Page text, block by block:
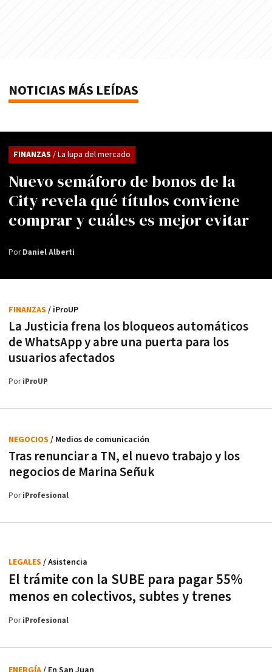
NOTICIAS MÁS LEÍDAS
Nuevo semáforo de bonos de la
City revela qué títulos conviene
comprar y cuáles es mejor evitar
FINANZAS / La lupa del mercado
PorDaniel Alberti
La Justicia frena los bloqueos automáticos
de WhatsApp y abre una puerta para los
usuarios afectados
FINANZAS / iProUP
PoriProUP
Tras renunciar a TN, el nuevo trabajo y los
negocios de Marina Señuk
NEGOCIOS / Medios de comunicación
PoriProfesional
El trámite con la SUBE para pagar 55%
menos en colectivos, subtes y trenes
LEGALES / Asistencia
PoriProfesional